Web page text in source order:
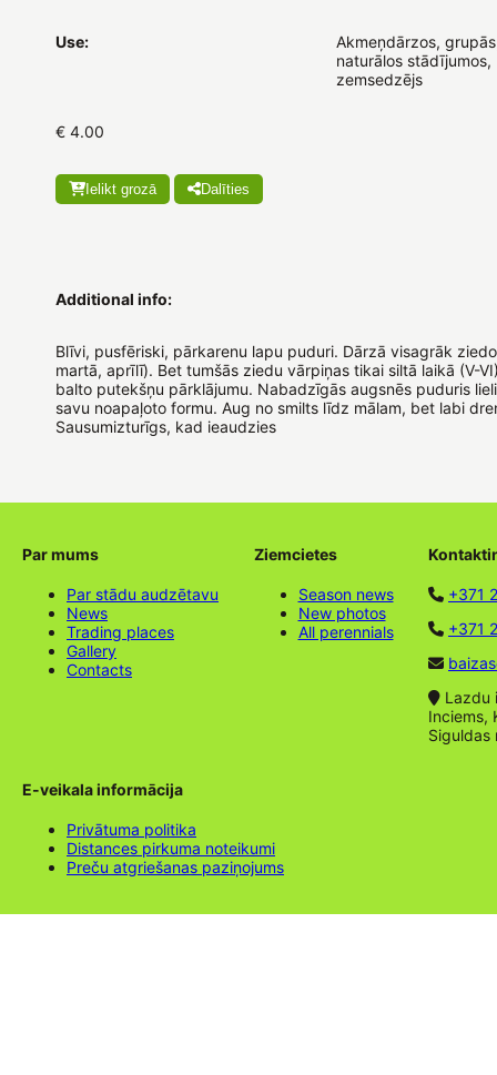
Use:
Akmeņdārzos,
naturālos stādījumos,
zemsedzējs
€ 4.00
Ielikt grozā Dalīties
Additional info:
Blīvi, pusfēriski, pārkarenu lapu puduri. Dārzā visagrāk
martā, aprīlī). Bet tumšās ziedu vārpiņas tikai siltā laikā (V-
balto putekšņu pārklājumu. Nabadzīgās augsnēs puduris
savu noapaļoto formu. Aug no smilts līdz mālam, bet labi
Sausumizturīgs, kad ieaudzies
Par mums
Par stādu audzētavu
News
Trading places
Gallery
Contacts
Ziemcietes
Season news
New photos
All perennials
+371
+371
Lazdu
Inciems,
Siguldas
E-veikala informācija
Privātuma politika
Distances pirkuma noteikumi
Preču atgriešanas paziņojums